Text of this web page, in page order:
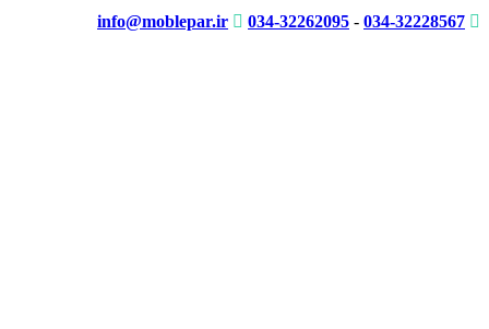
info@moblepar.ir 034-32262095 - 034-32228567